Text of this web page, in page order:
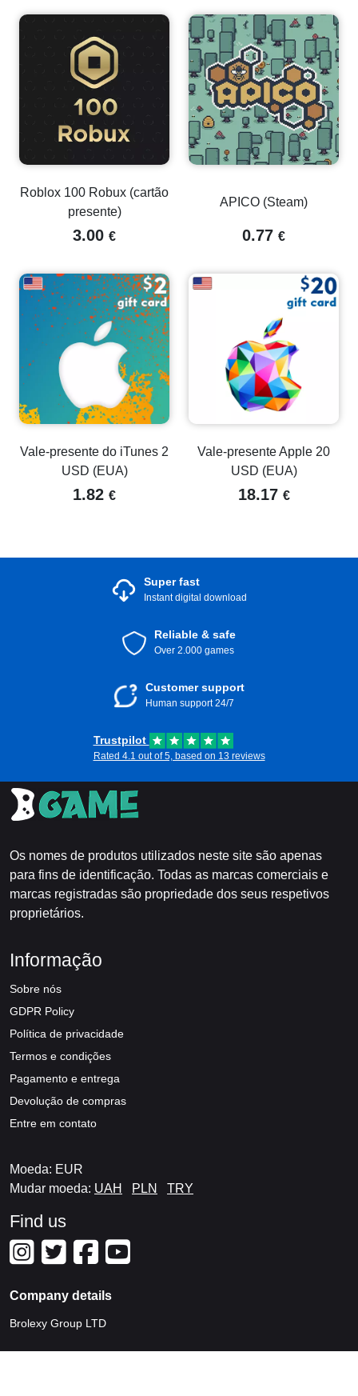
Roblox 100 Robux (cartão
presente)
3.00 €
APICO (Steam)
0.77 €
Vale-presente do iTunes 2
USD (EUA)
1.82 €
Vale-presente Apple 20
USD (EUA)
18.17 €
Super fast
Instant digital download
Reliable & safe
Over 2.000 games
Customer support
Human support 24/7
Trustpilot
Rated 4.1 out of 5, based on 13 reviews
Os nomes de produtos utilizados neste site são apenas
para fins de identificação. Todas as marcas comerciais e
marcas registradas são propriedade dos seus respetivos
proprietários.
Informação
Sobre nós
GDPR Policy
Política de privacidade
Termos e condições
Pagamento e entrega
Devolução de compras
Entre em contato
Moeda: EUR
Mudar moeda: UAH PLN TRY
Find us
Company details
Brolexy Group LTD